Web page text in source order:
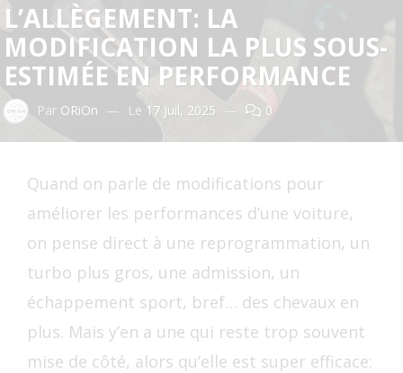
L’ALLÈGEMENT: LA
MODIFICATION LA PLUS SOUS-
ESTIMÉE EN PERFORMANCE
Par ORiOn — Le 17 Juil, 2025 — 0
Quand on parle de modifications pour
améliorer les performances d’une voiture,
on pense direct à une reprogrammation, un
turbo plus gros, une admission, un
échappement sport, bref… des chevaux en
plus. Mais y’en a une qui reste trop souvent
mise de côté, alors qu’elle est super efficace: